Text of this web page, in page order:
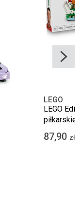
LEGO
LEGO
piłkarskie
87,90 zł